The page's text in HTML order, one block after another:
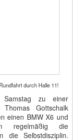
durch Halle 11!
zu einer
Gottschalk
einen BMW X6 und
regelmäßig die
die Selbstdisziplin.